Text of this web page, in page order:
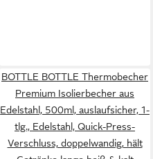
BOTTLE BOTTLE Thermobecher
Premium Isolierbecher aus
Edelstahl, 500ml, auslaufsicher, 1-
tlg., Edelstahl, Quick-Press-
Verschluss, doppelwandig, hält